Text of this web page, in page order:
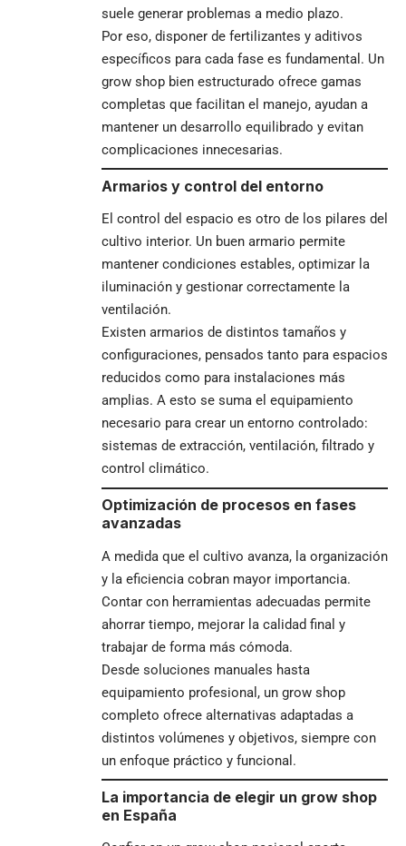
suele generar problemas a medio plazo.
Por eso, disponer de fertilizantes y aditivos
específicos para cada fase es fundamental. Un
grow shop bien estructurado ofrece gamas
completas que facilitan el manejo, ayudan a
mantener un desarrollo equilibrado y evitan
complicaciones innecesarias.
Armarios y control del entorno
El control del espacio es otro de los pilares del
cultivo interior. Un buen armario permite
mantener condiciones estables, optimizar la
iluminación y gestionar correctamente la
ventilación.
Existen armarios de distintos tamaños y
configuraciones, pensados tanto para espacios
reducidos como para instalaciones más
amplias. A esto se suma el equipamiento
necesario para crear un entorno controlado:
sistemas de extracción, ventilación, filtrado y
control climático.
Optimización de procesos en fases
avanzadas
A medida que el cultivo avanza, la organización
y la eficiencia cobran mayor importancia.
Contar con herramientas adecuadas permite
ahorrar tiempo, mejorar la calidad final y
trabajar de forma más cómoda.
Desde soluciones manuales hasta
equipamiento profesional, un grow shop
completo ofrece alternativas adaptadas a
distintos volúmenes y objetivos, siempre con
un enfoque práctico y funcional.
La importancia de elegir un grow shop
en España